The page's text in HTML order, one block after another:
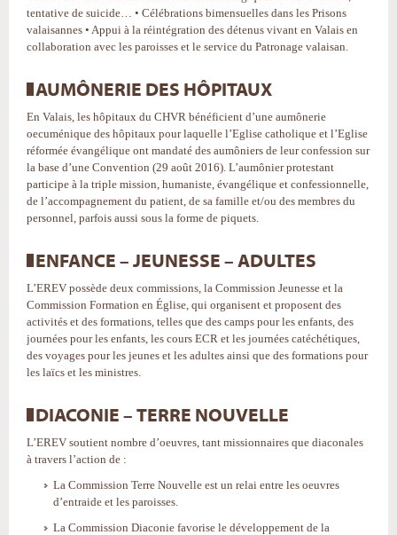
tentative de suicide… • Célébrations bimensuelles dans les Prisons
valaisannes • Appui à la réintégration des détenus vivant en Valais en
collaboration avec les paroisses et le service du Patronage valaisan.
AUMÔNERIE DES HÔPITAUX
En Valais, les hôpitaux du CHVR bénéficient d’une aumônerie
oecuménique des hôpitaux pour laquelle l’Eglise catholique et l’Eglise
réformée évangélique ont mandaté des aumôniers de leur confession sur
la base d’une Convention (29 août 2016). L’aumônier protestant
participe à la triple mission, humaniste, évangélique et confessionnelle,
de l’accompagnement du patient, de sa famille et/ou des membres du
personnel, parfois aussi sous la forme de piquets.
ENFANCE – JEUNESSE – ADULTES
L’EREV possède deux commissions, la Commission Jeunesse et la
Commission Formation en Église, qui organisent et proposent des
activités et des formations, telles que des camps pour les enfants, des
journées pour les enfants, les cours ECR et les journées catéchétiques,
des voyages pour les jeunes et les adultes ainsi que des formations pour
les laïcs et les ministres.
DIACONIE – TERRE NOUVELLE
L’EREV soutient nombre d’oeuvres, tant missionnaires que diaconales
à travers l’action de :
La Commission Terre Nouvelle est un relai entre les oeuvres
d’entraide et les paroisses.
La Commission Diaconie favorise le développement de la